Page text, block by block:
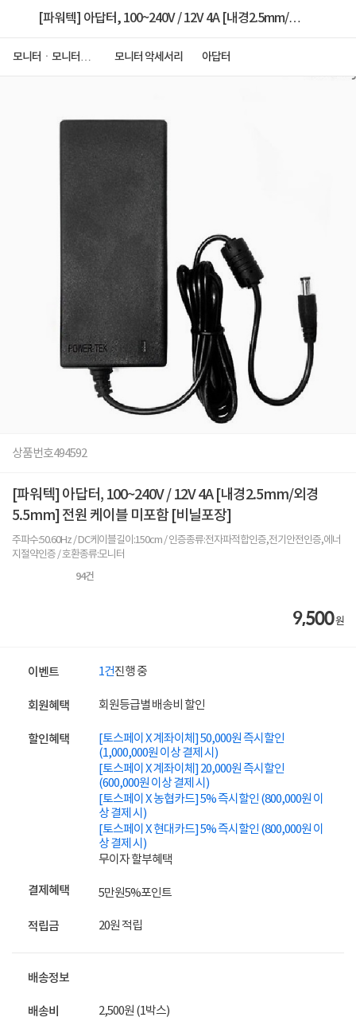
[파워텍] 아답터, 100~240V / 12V 4A [내경2.5mm/외
모니터ㆍ모니터주
모니터 악세서리 아답터
상품번호494592
[파워텍] 아답터, 100~240V / 12V 4A [내경2.5mm/외경
5.5mm] 전원 케이블 미포함 [비닐포장]
주파수:50.60Hz / DC케이블길이:150cm / 인증종류:전자파적합인증,전기안전인증,에너
지절약인증 / 호환종류:모니터
94건
9,500원
이벤트 1건진행 중
회원혜택 회원등급별 배송비 할인
할인혜택
[토스페이 X 계좌이체] 50,000원 즉시할인
(1,000,000원 이상 결제 시)
[토스페이 X 계좌이체] 20,000원 즉시할인
(600,000원 이상 결제 시)
[토스페이 X 농협카드] 5% 즉시할인 (800,000원 이
상 결제 시)
[토스페이 X 현대카드] 5% 즉시할인 (800,000원 이
상 결제 시)
무이자 할부혜택
결제혜택 5만원5%포인트
적립금 20원 적립
배송정보
배송비 2,500원 (1박스)